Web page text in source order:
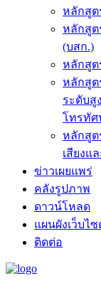
หลักสูต
หลักสูต
(บสก.)
หลักสูต
หลักสูต
ระดับสู
โทรทัศ
หลักสูต
เสียงแ
ข่าวเผยแพร่
คลังรูปภาพ
ดาวน์โหลด
แผนผังเว็บไซ
ติดต่อ